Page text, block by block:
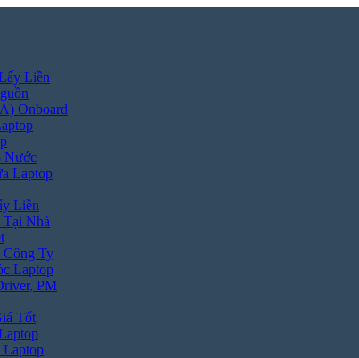
Liền
Onboard
Nước
Laptop
Liền
Nhà
Ty
Laptop
PM
Tốt
Laptop